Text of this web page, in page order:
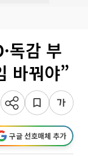
독감 부
바꿔야”
구글 선호매체 추가